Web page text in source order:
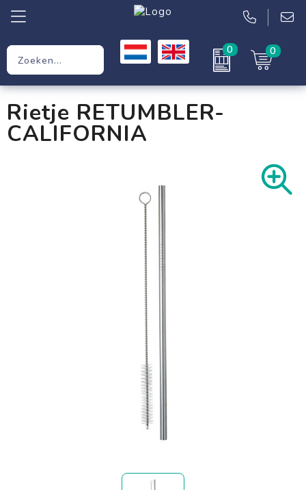
0 0
Werkkleding
Kleding
Rietje RETUMBLER-
CALIFORNIA